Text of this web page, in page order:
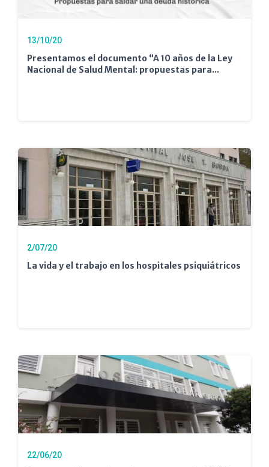
13/10/20
Presentamos el documento “A 10 años de la Ley
Nacional de Salud Mental: propuestas para...
2/07/20
La vida y el trabajo en los hospitales psiquiátricos
22/06/20